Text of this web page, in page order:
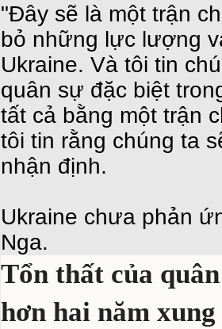
"Đây sẽ là một trận
bỏ những lực lượng
Ukraine. Và tôi tin
quân sự đặc biệt
tất cả bằng một trận
tôi tin rằng chúng ta
nhận định.
Ukraine chưa phản
Nga.
Tổn thất của
hơn hai năm